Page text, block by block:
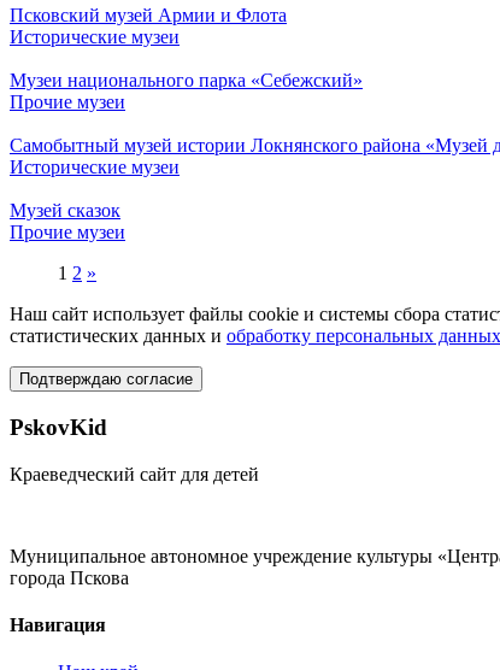
Псковский музей Армии и Флота
Исторические музеи
Музеи национального парка «Себежский»
Прочие музеи
Самобытный музей истории Локнянского района «Музей
Исторические музеи
Музей сказок
Прочие музеи
1 2 »
Наш сайт использует файлы cookie и системы сбора
статистических данных и обработку персональных данных
Подтверждаю согласие
PskovKid
Краеведческий сайт для детей
Муниципальное автономное учреждение культуры
города Пскова
Навигация